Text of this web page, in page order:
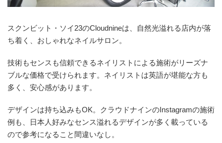
スクンビット・ソイ23のCloudnineは、自然光溢れる店内が落
ち着く、おしゃれなネイルサロン。
技術もセンスも信頼できるネイリストによる施術がリーズナ
ブルな価格で受けられます。ネイリストは英語が堪能な方も
多く、安心感があります。
デザインは持ち込みもOK。クラウドナインのInstagramの施術
例も、日本人好みなセンス溢れるデザインが多く載っている
ので参考になること間違いなし。